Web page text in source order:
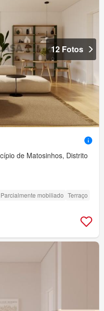
12 Fotos
de Matosinhos, Distrito
Parcialmente mobiliado Terraço